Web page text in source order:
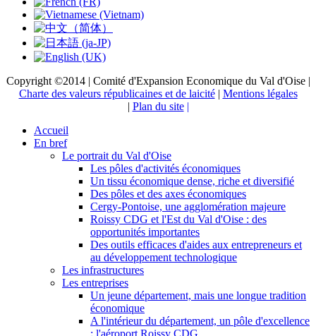
Copyright ©2014 | Comité d'Expansion Economique du Val d'Oise |
Charte des valeurs républicaines et de laicité| Mentions légales
| Plan du site |
Accueil
En bref
Le portrait du Val d'Oise
Les pôles d'activités économiques
Un tissu économique dense, riche et diversifié
Des pôles et des axes économiques
Cergy-Pontoise, une agglomération majeure
Roissy CDG et l'Est du Val d'Oise : des
opportunités importantes
Des outils efficaces d'aides aux entrepreneurs et
au développement technologique
Les infrastructures
Les entreprises
Un jeune département, mais une longue tradition
économique
A l'intérieur du département, un pôle d'excellence
: l'aéroport Roissy CDG